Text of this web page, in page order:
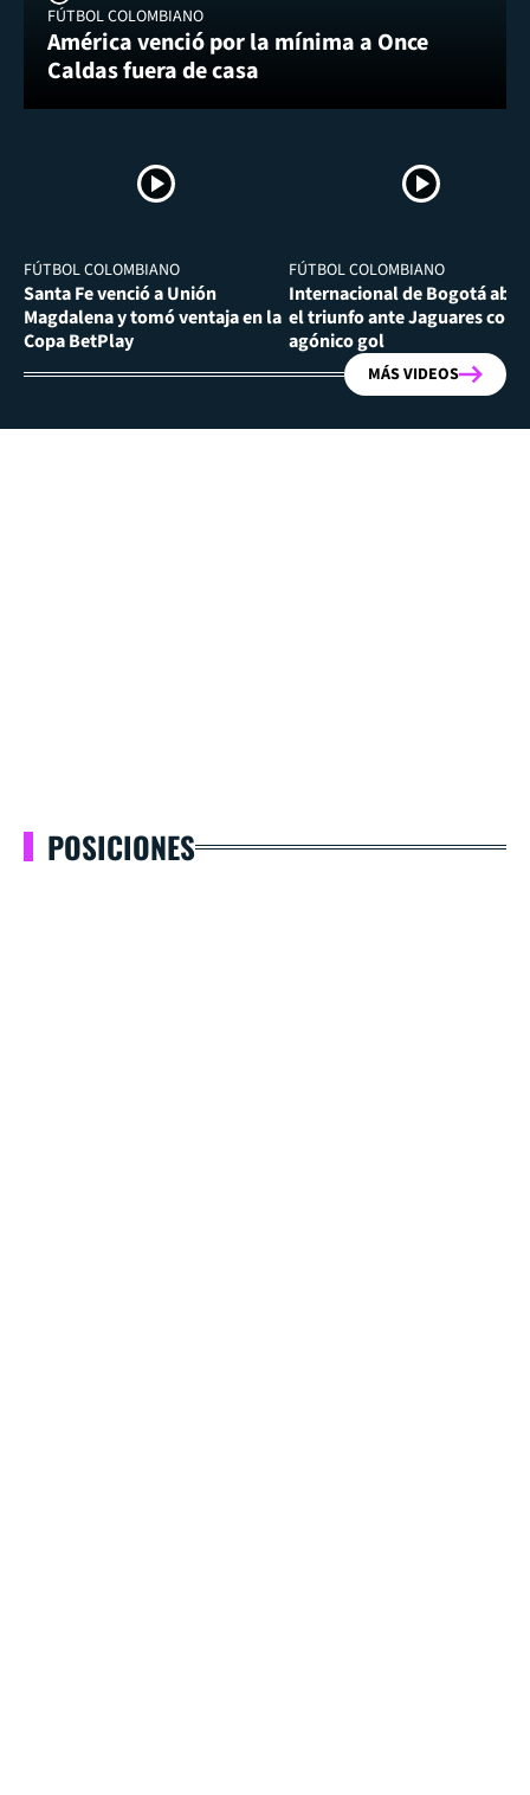
FÚTBOL COLOMBIANO
América venció por la mínima a Once
Caldas fuera de casa
FÚTBOL COLOMBIANO
Santa Fe venció a Unión
Magdalena y tomó ventaja en la
Copa BetPlay
FÚTBOL COLOMBIANO
Internacional de Bogotá
el triunfo ante Jaguares con
agónico gol
MÁS VIDEOS
POSICIONES